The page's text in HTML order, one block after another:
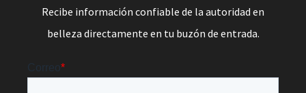
Recibe información confiable de la autoridad en
belleza directamente en tu buzón de entrada.